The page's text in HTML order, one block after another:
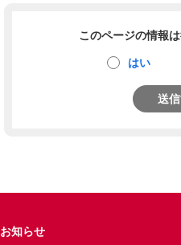
このページの情報
はい
送
お知らせ